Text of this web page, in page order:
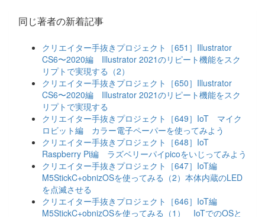
同じ著者の新着記事
クリエイター手抜きプロジェクト［651］Illustrator
CS6〜2020編 Illustrator 2021のリピート機能をスク
リプトで実現する（2）
クリエイター手抜きプロジェクト［650］Illustrator
CS6〜2020編 Illustrator 2021のリピート機能をスク
リプトで実現する
クリエイター手抜きプロジェクト［649］IoT マイク
ロビット編 カラー電子ペーパーを使ってみよう
クリエイター手抜きプロジェクト［648］IoT
Raspberry Pi編 ラズベリーパイpicoをいじってみよう
クリエイター手抜きプロジェクト［647］IoT編
M5StickC+obnizOSを使ってみる（2）本体内蔵のLED
を点滅させる
クリエイター手抜きプロジェクト［646］IoT編
M5StickC+obnizOSを使ってみる（1） IoTでのOSと